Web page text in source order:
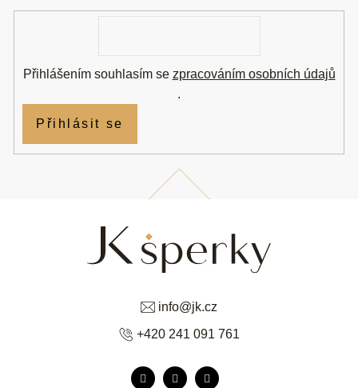
info@jk.cz
+420 241 091 761
Přihlášením souhlasím se zpracováním osobních údajů
.
Přihlásit se